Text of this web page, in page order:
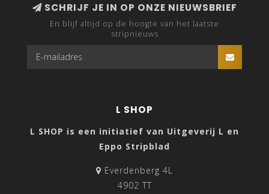
SCHRIJF JE IN OP ONZE NIEUWSBRIEF
En blijf altijd op de hoogte van het laatste
stripnieuws
L SHOP
L SHOP is een initiatief van Uitgeverij L en
Eppo Stripblad
Everdenberg 4L
4902 TT